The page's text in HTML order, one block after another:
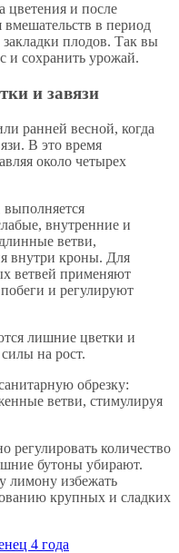
цветения и после
в период
плодов. Так вы
и сохранить урожай.
и завязи
ранней весной, когда
В это время
около четырех
выполняется
внутренние и
ветви,
внутри кроны. Для
ветвей применяют
и регулируют
лишние цветки и
на рост.
обрезку:
ветви, стимулируя
регулировать количество
бутоны убирают.
лимону избежать
крупных и сладких
4 года